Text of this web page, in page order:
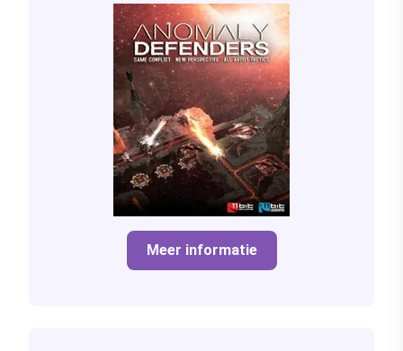
Meer informatie